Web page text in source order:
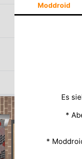
Moddroid
Es
*
*